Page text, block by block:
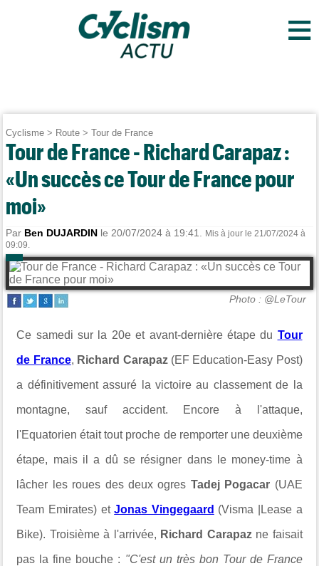
≡
Cyclisme > Route >Tour de France
Tour de France - Richard Carapaz :
«Un succès ce Tour de France pour
moi»
Par Ben DUJARDIN le 20/07/2024 à 19:41.
Mis à jour le 21/07/2024 à
09:09.
Photo : @LeTour
Ce samedi sur la 20e et avant-dernière étape du Tour
de France, Richard Carapaz(EF Education-Easy Post)
a définitivement assuré la victoire au classement de la
montagne, sauf accident. Encore à l'attaque,
l'Equatorien était tout proche de remporter une deuxième
étape, mais il a dû se résigner dans le money-time à
lâcher les roues des deux ogres Tadej Pogacar (UAE
Team Emirates) etJonas Vingegaard (Visma |Lease a
Bike). Troisième à l'arrivée, Richard Carapazne faisait
pas la fine bouche : "C'est un très bon Tour de France